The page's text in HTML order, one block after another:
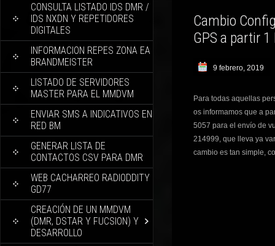
CONSULTA LISTADO IDS DMR /
IDS NXDN Y REPETIDORES
DIGITALES
INFORMACION REPES ZONA EA
BRANDMEISTER
LISTADO DE SERVIDORES
MASTER PARA EL MMDVM
ENVIAR SMS A INDICATIVOS EN
RED BM
GENERAR LISTA DE
CONTACTOS CSV PARA DMR
WEB CACHARREO RADIODDITY
GD77
CREACIÓN DE UN MMDVM
(DMR, DSTAR Y FUCSION) Y
DESARROLLO
Cambio
GPS a partir
9 febrero, 2019
Para todas aquellas
os informamos que a
5057 para el envío de
214999, que lleva ya
cambio es tan simple,